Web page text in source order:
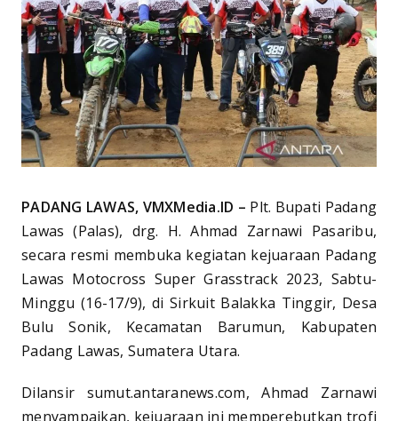
PADANG LAWAS, VMXMedia.ID – Plt. Bupati Padang
Lawas (Palas), drg. H. Ahmad Zarnawi Pasaribu,
secara resmi membuka kegiatan kejuaraan Padang
Lawas Motocross Super Grasstrack 2023, Sabtu-
Minggu (16-17/9), di Sirkuit Balakka Tinggir, Desa
Bulu Sonik, Kecamatan Barumun, Kabupaten
Padang Lawas, Sumatera Utara.
Dilansir sumut.antaranews.com, Ahmad Zarnawi
menyampaikan, kejuaraan ini memperebutkan trofi